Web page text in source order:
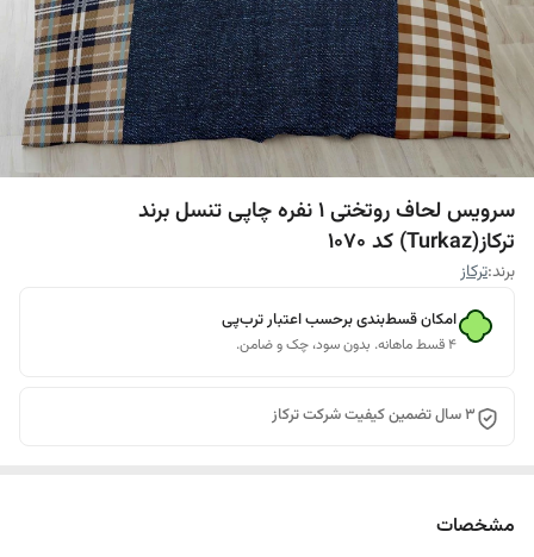
سرویس لحاف روتختی 1 نفره چاپی تنسل برند
ترکاز(Turkaz) کد 1070
برند:ترکاز
امکان قسط‌بندی برحسب اعتبار ترب‌پی
۴ قسط ماهانه. بدون سود، چک و ضامن.
3 سال تضمین کیفیت شرکت ترکاز
مشخصات